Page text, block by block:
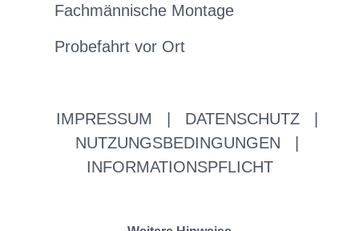
Fachmännische Montage
Probefahrt vor Ort
IMPRESSUM DATENSCHUTZ
NUTZUNGSBEDINGUNGEN
INFORMATIONSPFLICHT